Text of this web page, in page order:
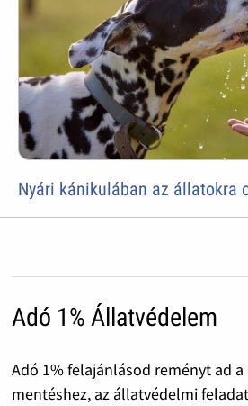
Nyári kánikulában az állatokra
Adó 1% Állatvédelem
Adó 1% felajánlásod reményt ad a
mentéshez, az állatvédelmi